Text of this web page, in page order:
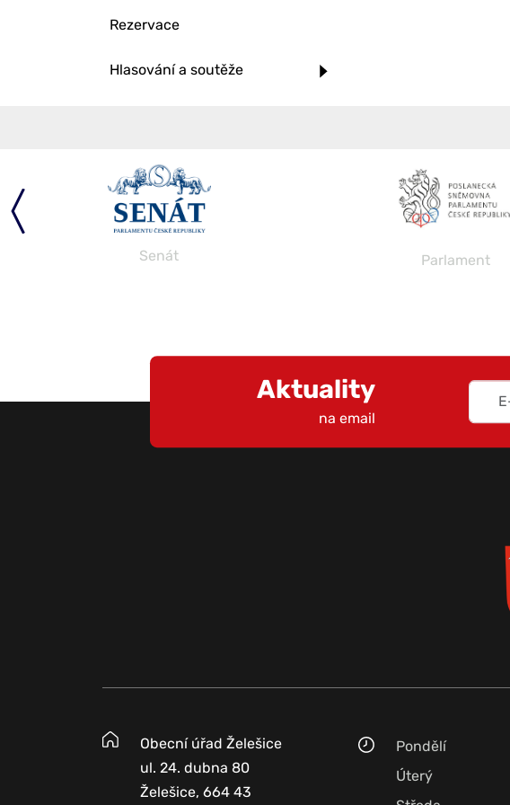
Rezervace
Hlasování a soutěže
Senát Parlament
Aktuality
na email
Obecní úřad Želešice
ul. 24. dubna 80
Želešice, 664 43
Pondělí
Úterý